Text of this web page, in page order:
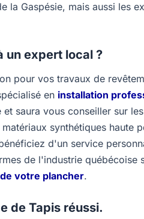
la Gaspésie, mais aussi les
un expert local ?
pour vos travaux de
en installation
saura vous conseiller sur
synthétiques haute
d'un service
de l'industrie québécoise
votre plancher.
de Tapis réussi.